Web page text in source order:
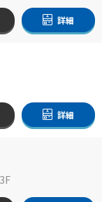
詳細
詳細